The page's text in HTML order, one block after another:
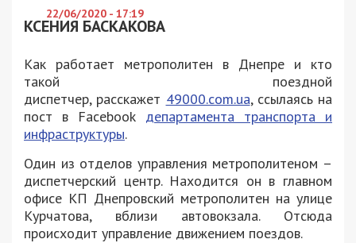
22/06/2020 - 17:19
КСЕНИЯ БАСКАКОВА
Как работает метрополитен в Днепре и кто
такой поездной
диспетчер, расскажет 49000.com.ua, ссылаясь на
пост в Facebook департамента транспорта и
инфраструктуры.
Один из отделов управления метрополитеном –
диспетчерский центр. Находится он в главном
офисе КП Днепровский метрополитен на улице
Курчатова, вблизи автовокзала. Отсюда
происходит управление движением поездов.